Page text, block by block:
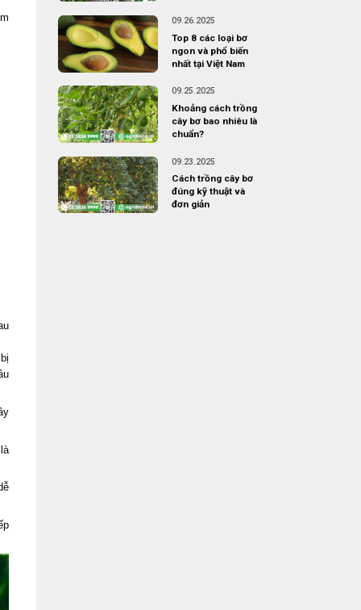
09.26.2025
Top 8 các loại bơ
ngon và phổ biến
nhất tại Việt Nam
09.25.2025
Khoảng cách trồng
cây bơ bao nhiêu là
chuẩn?
09.23.2025
Cách trồng cây bơ
đúng kỹ thuật và
đơn giản